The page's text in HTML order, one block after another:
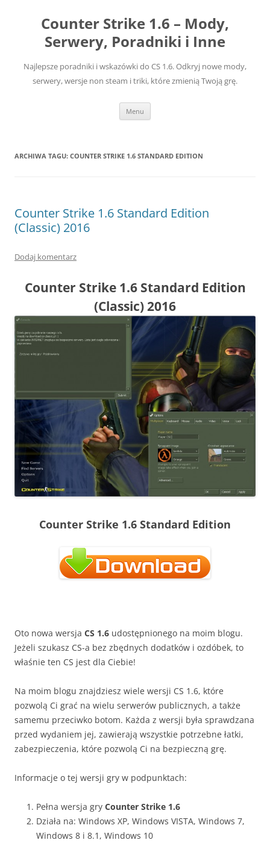
Counter Strike 1.6 – Mody,
Serwery, Poradniki i Inne
Najlepsze poradniki i wskazówki do CS 1.6. Odkryj nowe mody,
serwery, wersje non steam i triki, które zmienią Twoją grę.
Menu
ARCHIWA TAGU: COUNTER STRIKE 1.6 STANDARD EDITION
Counter Strike 1.6 Standard Edition
(Classic) 2016
Dodaj komentarz
Counter Strike 1.6 Standard Edition
(Classic) 2016
Counter Strike 1.6 Standard Edition
Oto nowa wersja CS 1.6 udostępnionego na moim blogu.
Jeżeli szukasz CS-a bez zbędnych dodatków i ozdóbek, to
właśnie ten CS jest dla Ciebie!
Na moim blogu znajdziesz wiele wersji CS 1.6, które
pozwolą Ci grać na wielu serwerów publicznych, a także
samemu przeciwko botom. Każda z wersji była sprawdzana
przed wydaniem jej, zawierają wszystkie potrzebne łatki,
zabezpieczenia, które pozwolą Ci na bezpieczną grę.
Informacje o tej wersji gry w podpunktach:
Pełna wersja gry Counter Strike 1.6
Działa na: Windows XP, Windows VISTA, Windows 7,
Windows 8 i 8.1, Windows 10